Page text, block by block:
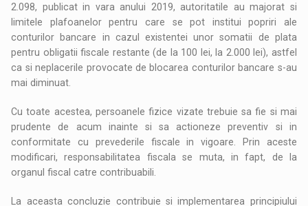
2.098, publicat in vara anului 2019, autoritatile au majorat si
limitele plafoanelor pentru care se pot institui popriri ale
conturilor bancare in cazul existentei unor somatii de plata
pentru obligatii fiscale restante (de la 100 lei, la 2.000 lei), astfel
ca si neplacerile provocate de blocarea conturilor bancare s-au
mai diminuat.
Cu toate acestea, persoanele fizice vizate trebuie sa fie si mai
prudente de acum inainte si sa actioneze preventiv si in
conformitate cu prevederile fiscale in vigoare. Prin aceste
modificari, responsabilitatea fiscala se muta, in fapt, de la
organul fiscal catre contribuabili.
La aceasta concluzie contribuie si implementarea principiului